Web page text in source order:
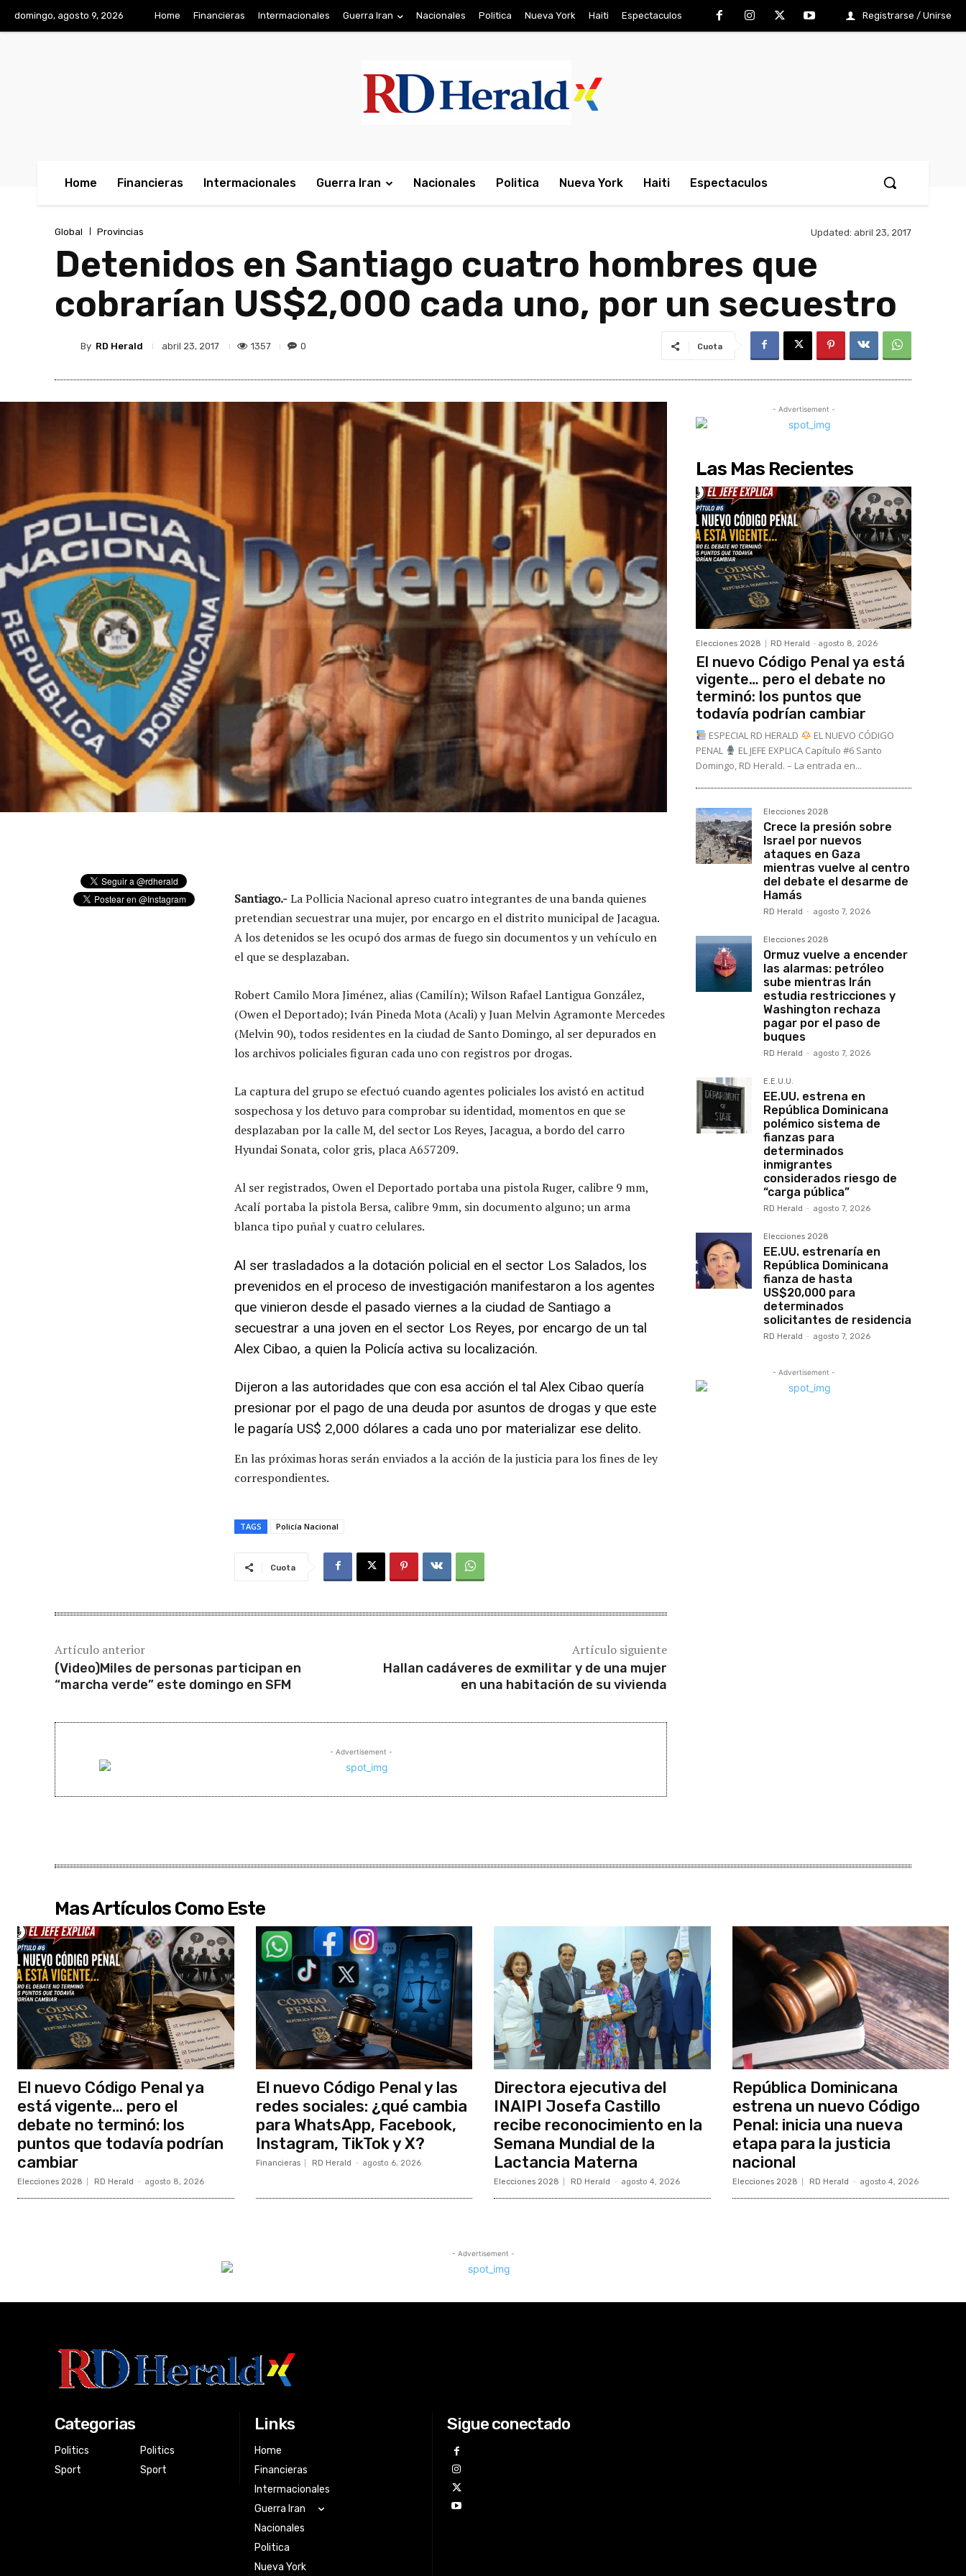
domingo, agosto 9, 2026 Home Financieras Intermacionales Guerra Iran Nacionales Politica Nueva York Haiti Espectaculos Registrarse / Unirse
Home Financieras Intermacionales Guerra Iran Nacionales Politica Nueva York Haiti Espectaculos
Global Provincias Updated: abril 23, 2017
Detenidos en Santiago cuatro hombres que
cobrarían US$2,000 cada uno, por un secuestro
By RD Herald abril 23, 2017 1357 0 Cuota
Santiago.-La Pollicia Nacional apreso cuatro integrantes de una banda quienes
pretendian secuestrar una mujer, por encargo en el distrito municipal de Jacagua.
A los detenidos se les ocupó dos armas de fuego sin documentos y un vehículo en
el que se desplazaban.
Robert Camilo Mora Jiménez, alias (Camilín); Wilson Rafael Lantigua González,
(Owen el Deportado); Iván Pineda Mota (Acali) y Juan Melvin Agramonte Mercedes
(Melvin 90), todos residentes en la ciudad de Santo Domingo, al ser depurados en
los archivos policiales figuran cada uno con registros por drogas.
La captura del grupo se efectuó cuando agentes policiales los avistó en actitud
sospechosa y los detuvo para comprobar su identidad, momentos en que se
desplazaban por la calle M, del sector Los Reyes, Jacagua, a bordo del carro
Hyundai Sonata, color gris, placa A657209.
Al ser registrados, Owen el Deportado portaba una pistola Ruger, calibre 9 mm,
Acalí portaba la pistola Bersa, calibre 9mm, sin documento alguno; un arma
blanca tipo puñal y cuatro celulares.
Al ser trasladados a la dotación policial en el sector Los Salados, los
prevenidos en el proceso de investigación manifestaron a los agentes
que vinieron desde el pasado viernes a la ciudad de Santiago a
secuestrar a una joven en el sector Los Reyes, por encargo de un tal
Alex Cibao, a quien la Policía activa su localización.
Dijeron a las autoridades que con esa acción el tal Alex Cibao quería
presionar por el pago de una deuda por asuntos de drogas y que este
le pagaría US$ 2,000 dólares a cada uno por materializar ese delito.
En las próximas horas serán enviados a la acción de la justicia para los fines de ley
correspondientes.
TAGS Policía Nacional
Cuota
Artículo anterior
(Video)Miles de personas participan en
“marcha verde” este domingo en SFM
Artículo siguiente
Hallan cadáveres de exmilitar y de una mujer
en una habitación de su vivienda
- Advertisement -
- Advertisement -
Las Mas Recientes
Elecciones 2028 RD Herald - agosto 8, 2026
El nuevo Código Penal ya está
vigente… pero el debate no
terminó: los puntos que
todavía podrían cambiar
ESPECIAL RD HERALD
EL NUEVO CÓDIGO
PENAL
EL JEFE EXPLICA Capítulo #6 Santo
Domingo, RD Herald. – La entrada en...
Elecciones 2028
Crece la presión sobre
Israel por nuevos
ataques en Gaza
mientras vuelve al centro
del debate el desarme de
Hamás
RD Herald - agosto 7, 2026
Elecciones 2028
Ormuz vuelve a encender
las alarmas: petróleo
sube mientras Irán
estudia restricciones y
Washington rechaza
pagar por el paso de
buques
RD Herald - agosto 7, 2026
E.E.U.U.
EE.UU. estrena en
República Dominicana
polémico sistema de
fianzas para
determinados
inmigrantes
considerados riesgo de
“carga pública”
RD Herald - agosto 7, 2026
Elecciones 2028
EE.UU. estrenaría en
República Dominicana
fianza de hasta
US$20,000 para
determinados
solicitantes de residencia
RD Herald - agosto 7, 2026
- Advertisement -
Mas Artículos Como Este
El nuevo Código Penal ya
está vigente… pero el
debate no terminó: los
puntos que todavía podrían
cambiar
Elecciones 2028 RD Herald - agosto 8, 2026
El nuevo Código Penal y las
redes sociales: ¿qué cambia
para WhatsApp, Facebook,
Instagram, TikTok y X?
Financieras RD Herald - agosto 6, 2026
Directora ejecutiva del
INAIPI Josefa Castillo
recibe reconocimiento en la
Semana Mundial de la
Lactancia Materna
Elecciones 2028 RD Herald - agosto 4, 2026
República Dominicana
estrena un nuevo Código
Penal: inicia una nueva
etapa para la justicia
nacional
Elecciones 2028 RD Herald - agosto 4, 2026
- Advertisement -
Categorias
Politics
Sport
Politics
Sport
Links
Home
Financieras
Intermacionales
Guerra Iran
Nacionales
Politica
Nueva York
Sigue conectado